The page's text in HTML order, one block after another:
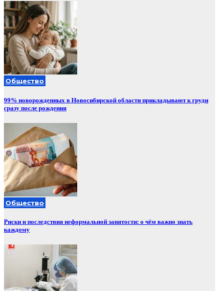
Общество
99% новорожденных в Новосибирской области прикладывают к груди
сразу после рождения
Общество
Риски и последствия неформальной занятости: о чём важно знать
каждому